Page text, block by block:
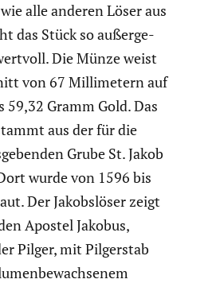
alle anderen Löser aus
das Stück so außer­ge­
Die Münze weist
von 67 Milli­me­tern auf
59,32 Gramm Gold. Das
aus der für die
Grube St. Jakob
wurde von 1596 bis
Der Jakobs­löser zeigt
Apostel Jakobus,
Pilger, mit Pilger­stab